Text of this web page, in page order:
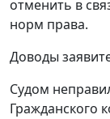
отменить в
норм права.
Доводы
Судом
Гражданского